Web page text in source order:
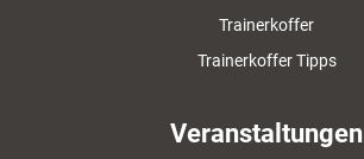
Trainerkoffer
Trainerkoffer Tipps
Veranstaltungen